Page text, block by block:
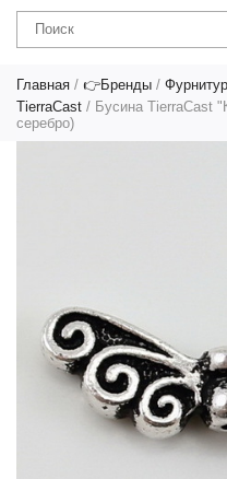
Главная / 👉Бренды /
TierraCast / Бусина TierraCast
серебро)